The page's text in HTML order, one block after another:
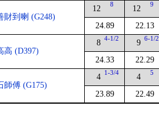
財到喇 (G248)
12 8
24.89
12 9
22.13
高 (D397)
8 4-1/2
24.33
9 6-1/2
22.29
師傅 (G175)
4 1-3/4
23.89
4 5
22.49